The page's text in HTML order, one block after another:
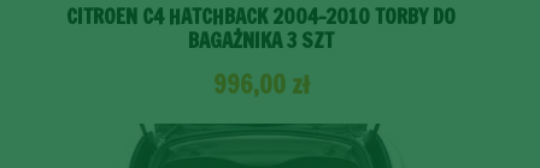
CITROEN C4 HATCHBACK 2004-2010 TORBY DO
BAGAŻNIKA 3 SZT
996,00 zł